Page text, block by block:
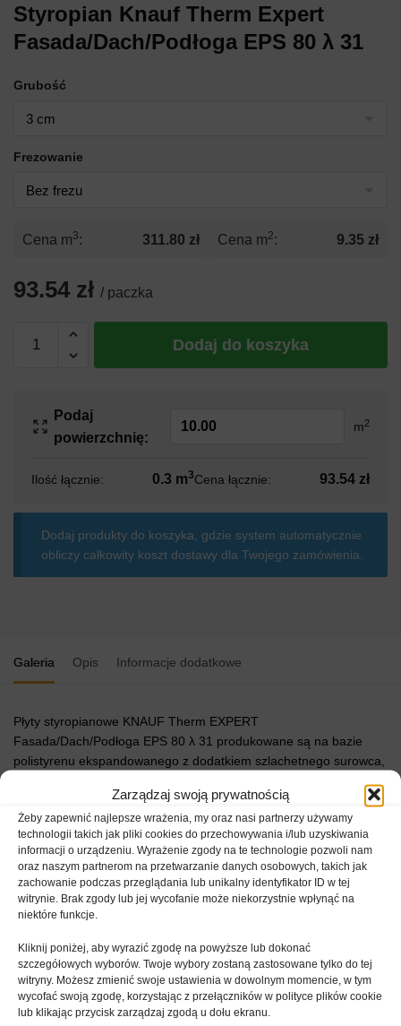
Zarządzaj swoją prywatnością
Żeby zapewnić najlepsze wrażenia, my oraz nasi partnerzy używamy
technologii takich jak pliki cookies do przechowywania i/lub uzyskiwania
informacji o urządzeniu. Wyrażenie zgody na te technologie pozwoli nam
oraz naszym partnerom na przetwarzanie danych osobowych, takich jak
zachowanie podczas przeglądania lub unikalny identyfikator ID w tej
witrynie. Brak zgody lub jej wycofanie może niekorzystnie wpłynąć na
niektóre funkcje.
Kliknij poniżej, aby wyrazić zgodę na powyższe lub dokonać
szczegółowych wyborów. Twoje wybory zostaną zastosowane tylko do tej
witryny. Możesz zmienić swoje ustawienia w dowolnym momencie, w tym
wycofać swoją zgodę, korzystając z przełączników w polityce plików cookie
lub klikając przycisk zarządzaj zgodą u dołu ekranu.
Styropian Knauf Therm Expert
Fasada/Dach/Podłoga EPS 80 λ 31
Grubość
Frezowanie
Cena m3: 311.80 zł Cena m2: 9.35 zł
93.54 zł / paczka
Styropian
Expert
Fasada/Dach/Podłoga
Dodaj do koszyka
Podaj
powierzchnię:
m2
Ilość łącznie: 0.3 m3Cena łącznie: 93.54 zł
Dodaj produkty do koszyka, gdzie system automatycznie
obliczy całkowity koszt dostawy dla Twojego zamówienia.
Galeria Opis Informacje dodatkowe
Płyty styropianowe KNAUF Therm EXPERT
Fasada/Dach/Podłoga EPS 80 λ 31 produkowane są na bazie
polistyrenu ekspandowanego z dodatkiem szlachetnego surowca,
kompozycja grafitu, którą wzbogacony jest polistyren, poprawia
właściwości izolacyjne, dzięki czemu osiągane są lepsze efekty
izolacji cieplnej przy mniejszych grubościach płyt.
Przeznaczenie Knauf PRO Fasada/Dach/Podłoga EPS 80:
izolacja termiczna podłóg pod podkładem z płyt
izolacja termiczna podłóg pod podkładem posadzkowym
izolacja termiczna podłóg na gruncie
izolacja termiczna stropodachów pełnych i wentylowanych